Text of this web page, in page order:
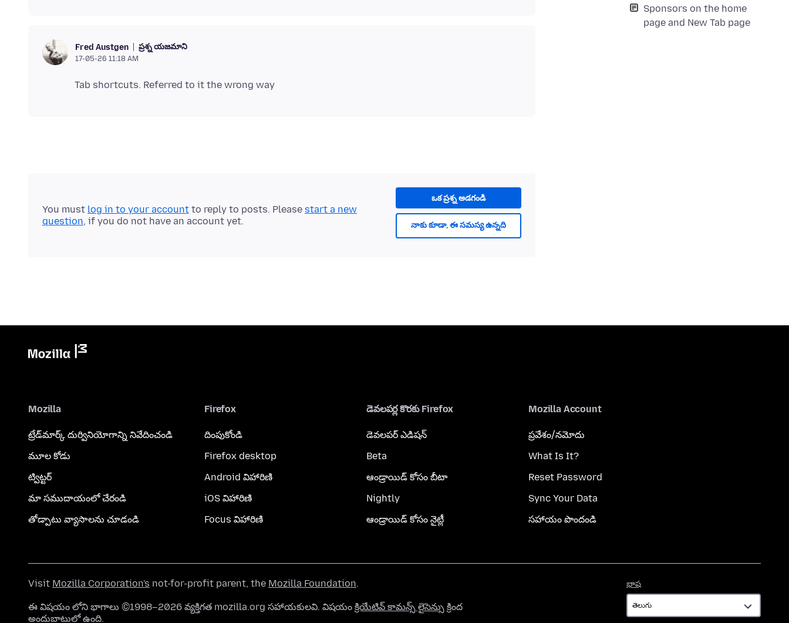
Sponsors on the home
page and New Tab page
Fred Austgen ప్రశ్న యజమాని
17-05-26 11:18 AM
ఒక ప్రశ్న అడగండి
నాకు కూడా, ఈ సమస్య ఉన్నది
You must log in to your account to reply to posts. Please start a new
question, if you do not have an account yet.
Mozilla
ట్రేడ్‌మార్క్ దుర్వినియోగాన్ని నివేదించండి
మూల కోడు
ట్విట్టర్
మా సముదాయంలో చేరండి
తోడ్పాటు వ్యాసాలను చూడండి
Firefox
దింపుకోండి
Firefox desktop
Android విహారిణి
iOS విహారిణి
Focus విహారిణి
డెవలపర్ల కొరకు Firefox
డెవలపర్ ఎడిషన్
Beta
ఆండ్రాయిడ్ కోసం బీటా
Nightly
ఆండ్రాయిడ్ కోసం నైట్లీ
Mozilla Account
ప్రవేశం/నమోదు
What Is It?
Reset Password
Sync Your Data
సహాయం పొందండి
భాష
Visit Mozilla Corporation's not-for-profit parent, the Mozilla Foundation.
ఈ విషయం లోని భాగాలు ©1998–2026 వ్యక్తిగత mozilla.org సహాయకులవి. విషయం క్రియేటివ్ కామన్స్ లైసెన్సు క్రింద
అందుబాటులో ఉంది.